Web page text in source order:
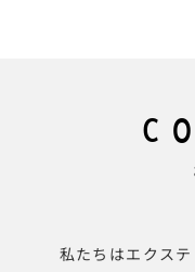
私たちはエクス